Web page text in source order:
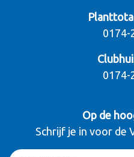
0174-
0174-
Op de
Schrijf je in voor de